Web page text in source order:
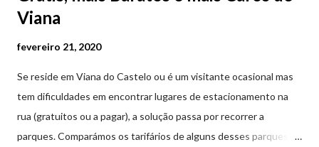
Viana
fevereiro 21, 2020
Se reside em Viana do Castelo ou é um visitante ocasional mas
tem dificuldades em encontrar lugares de estacionamento na
rua (gratuitos ou a pagar), a solução passa por recorrer a
parques. Comparámos os tarifários de alguns desses parques de